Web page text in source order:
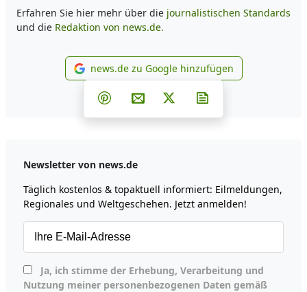
Erfahren Sie hier mehr über die journalistischen Standards
und die Redaktion von news.de.
news.de zu Google
news.de zu Google hinzufügen
Teilen auf Facebook
Teilen auf Whatsapp
Teilen auf Telegram
Teilen auf Pinterest
Per E-Mail teilen
Post auf X
Newsletter von news.de
Täglich kostenlos & topaktuell informiert: Eilmeldungen,
Regionales und Weltgeschehen. Jetzt anmelden!
Nutzung meiner personenbezogenen Daten gemäß